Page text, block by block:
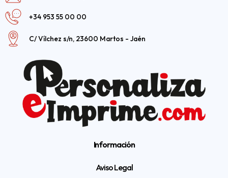
+34 953 55 00 00
C/ Vílchez s/n, 23600 Martos - Jaén
Información
Aviso Legal